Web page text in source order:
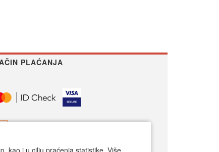
PLAĆANJA
kao i u cilju praćenja statistike. Više